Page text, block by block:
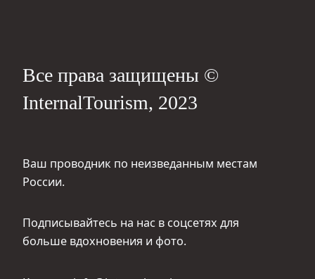
Все права защищены ©
InternalTourism, 2023
Ваш проводник по неизведанным местам
России.
Подписывайтесь на нас в соцсетях для
больше вдохновения и фото.